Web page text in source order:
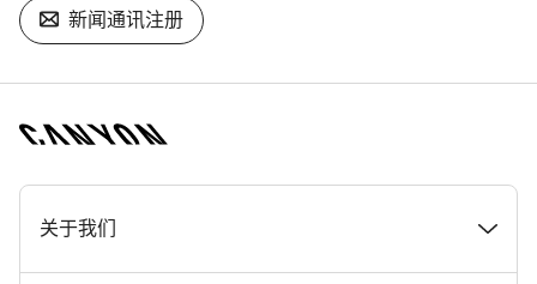
新闻通讯注册
[footer.linksList.title]
关于我们